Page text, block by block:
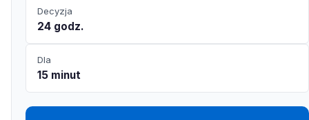
Decyzja
24 godz.
Dla
15 minut